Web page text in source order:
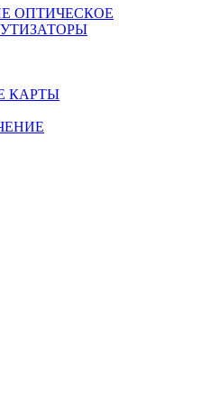
ОПТИЧЕСКОЕ
КАРТЫ